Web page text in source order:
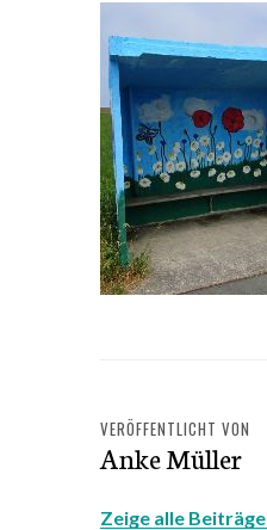
VERÖFFENTLICHT VON
Anke Müller
Zeige alle